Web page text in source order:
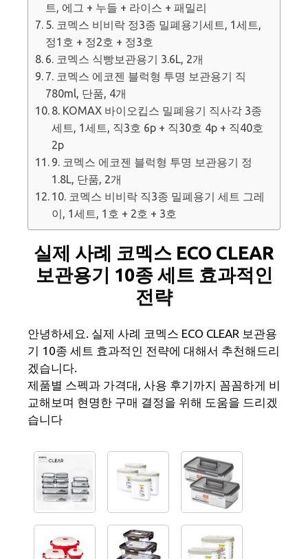
트, 에그 + 누들 + 라이스 + 패밀리
5. 코멕스 비비락 정3종 밀폐용기세트, 1세트,
정1호 + 정2호 + 정3호
6. 코멕스 식빵보관용기 3.6L, 2개
7. 코멕스 에코젠 블럭형 투명 보관용기 직
780ml, 단품, 4개
8. KOMAX 바이오킵스 밀폐용기 직사각 3종
세트, 1세트, 직3호 6p + 직30호 4p + 직40호
2p
9. 코멕스 에코젠 블럭형 투명 보관용기 정
1.8L, 단품, 2개
10. 코멕스 비비락 직3종 밀폐용기 세트 그레
이, 1세트, 1호 + 2호 + 3호
실제 사례 코멕스 ECO CLEAR
보관용기 10종 세트 효과적인
전략
안녕하세요. 실제 사례 코멕스 ECO CLEAR 보관용
기 10종 세트 효과적인 전략에 대해서 추천해드리
겠습니다.
제품별 스펙과 가격대, 사용 후기까지 꼼꼼하게 비
교해보며 현명한 구매 결정을 위해 도움을 드리겠
습니다